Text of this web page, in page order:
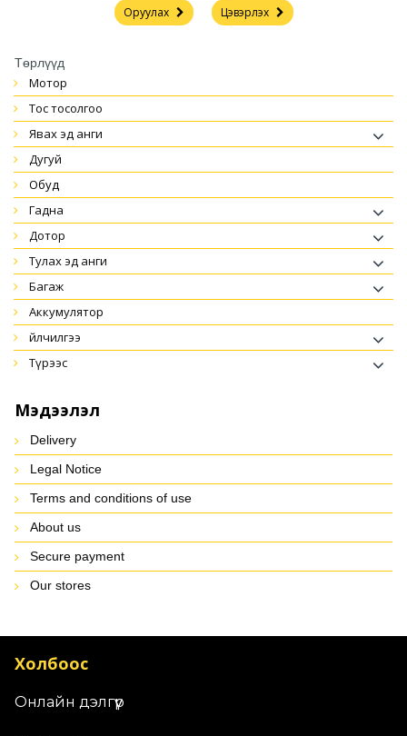
Оруулах Цэвэрлэх
Төрлүүд
мотор
тос тосолгоо
явах эд анги
дугуй
обуд
гадна
дотор
тулах эд анги
багаж
аккумулятор
үйлчилгээ
түрээс
Мэдээлэл
Delivery
Legal Notice
Terms and conditions of use
About us
Secure payment
Our stores
Холбоос
Онлайн дэлгүүр